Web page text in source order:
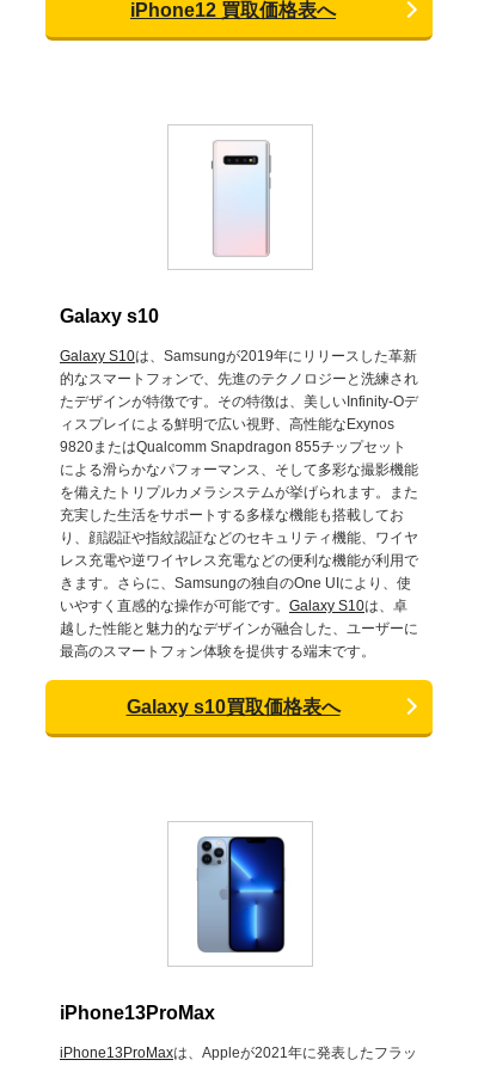
iPhone12 買取価格表へ
Galaxy s10
Galaxy S10は、Samsungが2019年にリリースした革新
的なスマートフォンで、先進のテクノロジーと洗練され
たデザインが特徴です。その特徴は、美しいInfinity-Oデ
ィスプレイによる鮮明で広い視野、高性能なExynos
9820またはQualcomm Snapdragon 855チップセット
による滑らかなパフォーマンス、そして多彩な撮影機能
を備えたトリプルカメラシステムが挙げられます。また
充実した生活をサポートする多様な機能も搭載してお
り、顔認証や指紋認証などのセキュリティ機能、ワイヤ
レス充電や逆ワイヤレス充電などの便利な機能が利用で
きます。さらに、Samsungの独自のOne UIにより、使
いやすく直感的な操作が可能です。 Galaxy S10は、卓
越した性能と魅力的なデザインが融合した、ユーザーに
最高のスマートフォン体験を提供する端末です。
Galaxy s10買取価格表へ
iPhone13ProMax
iPhone13ProMaxは、Appleが2021年に発表したフラッ